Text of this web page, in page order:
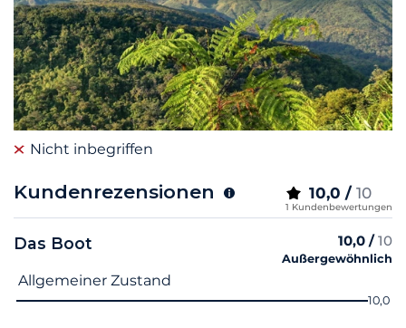
Nicht inbegriffen
Kundenrezensionen 10,0 / 10
1 Kundenbewertungen
Das Boot 10,0 /10
Außergewöhnlich
Name des Kriteriums
Allgemeiner Zustand
10,0